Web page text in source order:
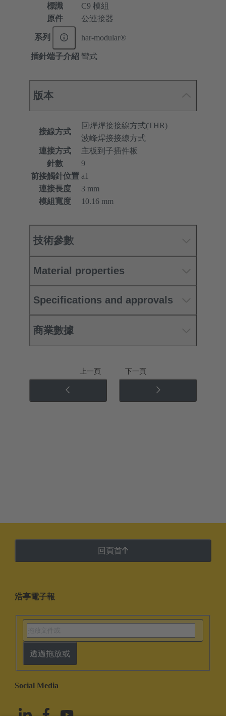
標識
C9 模組
原件
公連接器
系列 har-modular®
插針端子介紹 彎式
版本
接線方式
回焊焊接接線方式(THR)
波峰焊接接線方式
連接方式
主板到子插件板
針數
9
前接觸針位置 a1
連接長度
3 mm
模組寬度
10.16 mm
技術參數
Material properties
Specifications and approvals
商業數據
上一頁 下一頁
回頁首
浩亭電子報
透過拖放或
Social Media